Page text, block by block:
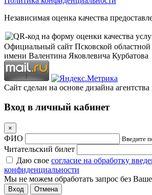
Независимая оценка качества
Официальный сайт Псковской
имени Валентина Яковлевича Курбатова
Сайт сделан на основе дизайна
Вход в личный кабинет
×
ФИО Введите
Читательский билет
Даю свое согласие на обработку
конфиденциальности
Мы не можем обработать запрос без
Отмена